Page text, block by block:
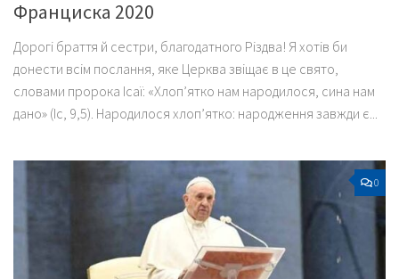
Франциска 2020
Дорогі браття й сестри, благодатного Різдва! Я хотів би
донести всім послання, яке Церква звіщає в це свято,
словами пророка Ісаї: «Хлоп’ятко нам народилося, сина нам
дано» (Іс, 9,5). Народилося хлоп’ятко: народження завжди є...
0